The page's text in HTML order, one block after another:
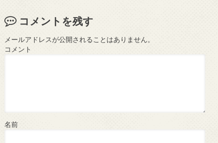
コメントを残す
メールアドレスが公開されることはありません。
コメント
名前